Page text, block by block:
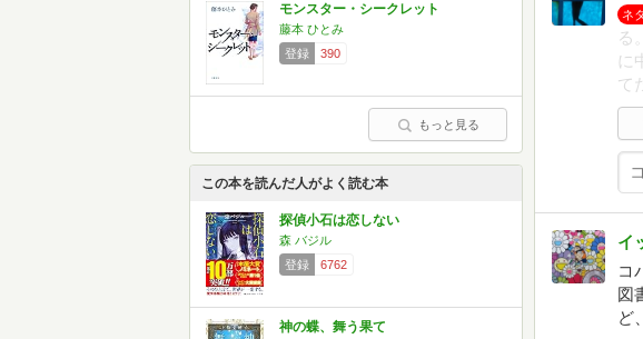
モンスター・シークレット
藤本 ひとみ
登録
390
もっと見る
この本を読んだ人がよく読む本
探偵小石は恋しない
森 バジル
登録
6762
神の蝶、舞う果て
ネ
る
に
て
イ
コ
図
ど